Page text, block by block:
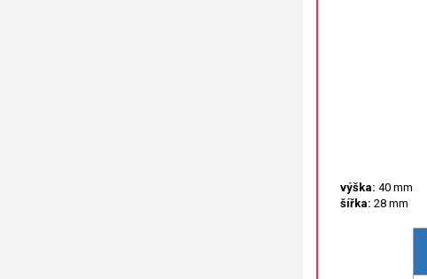
výška: 40 mm
šířka: 28 mm